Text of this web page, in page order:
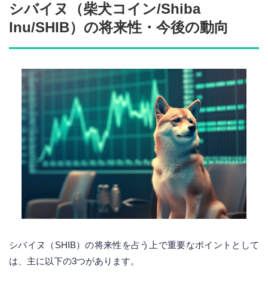
シバイヌ（柴犬コイン/Shiba
Inu/SHIB）の将来性・今後の動向
シバイヌ（SHIB）の将来性を占う上で重要なポイントとして
は、主に以下の3つがあります。